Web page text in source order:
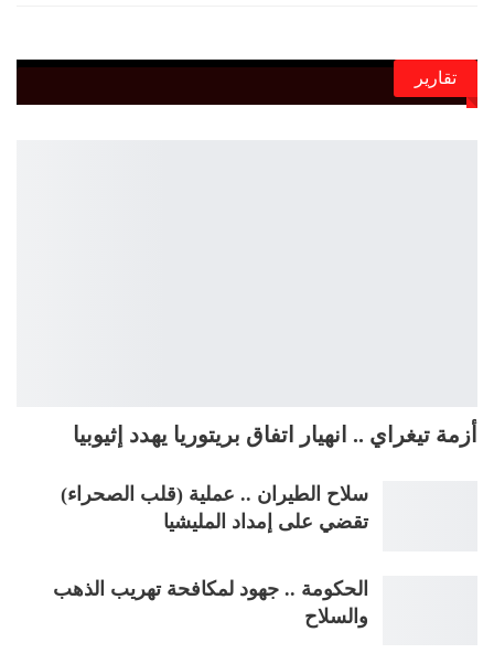
تقارير
أزمة تيغراي .. انهيار اتفاق بريتوريا يهدد إثيوبيا
سلاح الطيران .. عملية (قلب الصحراء)
تقضي على إمداد المليشيا
الحكومة .. جهود لمكافحة تهريب الذهب
والسلاح